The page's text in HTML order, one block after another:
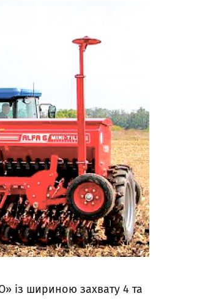
із шириною захвату 4 та